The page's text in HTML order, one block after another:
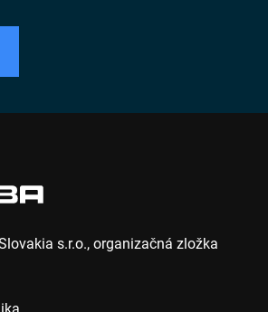
s.r.o., organizačná zložka